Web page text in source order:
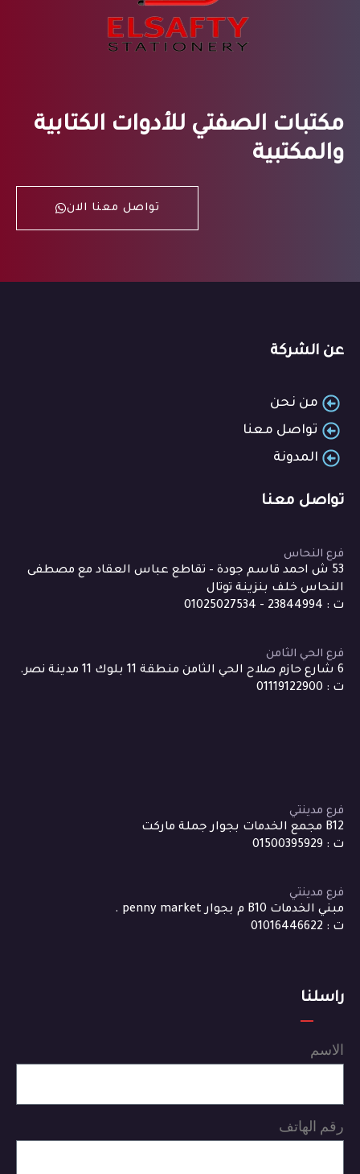
مكتبات الصفتي للأدوات الكتابية
والمكتبية
تواصل معنا الان
عن الشركة
من نحن
تواصل معنا
المدونة
تواصل معنا
فرع النحاس
53 ش احمد قاسم جودة – تقاطع عباس العقاد مع مصطفى
النحاس خلف بنزينة توتال
ت : 23844994 - 01025027534
فرع الحي الثامن
6 شارع حازم صلاح الحي الثامن منطقة 11 بلوك 11 مدينة نصر.
ت : 01119122900
فرع مدينتي
B12 مجمع الخدمات بجوار جملة ماركت
ت : 01500395929
فرع مدينتي
مبني الخدمات B10 م بجوار penny market .
ت : 01016446622
راسلنا
الاسم
رقم الهاتف